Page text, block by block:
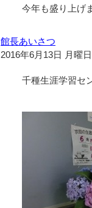
今年も盛り上げ
館長あいさつ
2016年6月13日 月曜日
千種生涯学習セ